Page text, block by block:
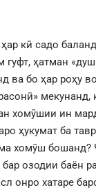
кӣ садо
гуфт, ҳатман
ва бо ҳар роҳу
хомӯшии ин
ҳукумат ба
хомӯш бошанд?
озодии баён
онро хатаре